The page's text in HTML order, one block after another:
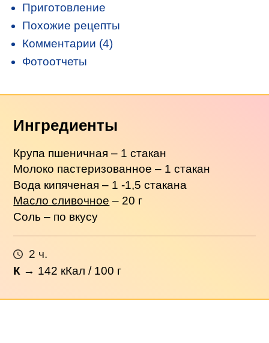
Приготовление
Похожие рецепты
Комментарии (4)
Фотоотчеты
Ингредиенты
Крупа пшеничная – 1 стакан
Молоко пастеризованное – 1 стакан
Вода кипяченая – 1 -1,5 стакана
Масло сливочное – 20 г
Соль – по вкусу
2 ч.
К → 142 кКал / 100 г